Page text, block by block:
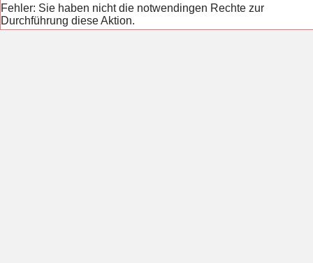
Fehler: Sie haben nicht die notwendingen Rechte zur
Durchführung diese Aktion.